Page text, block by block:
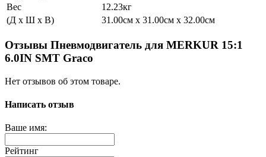
Вес
12.23кг
(Д x Ш x В)
31.00см x 31.00см x 32.00см
Отзывы Пневмодвигатель для MERKUR 15:1
6.0IN SMT Graco
Нет отзывов об этом товаре.
Написать отзыв
Ваше имя:
Рейтинг